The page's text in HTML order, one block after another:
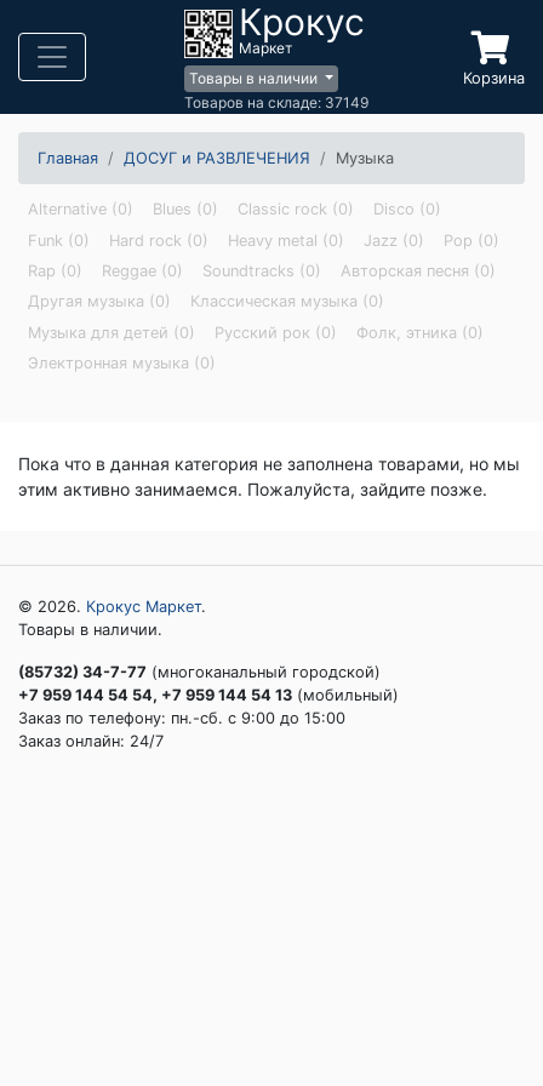
Крокус
Маркет
Товары в наличии
Товаров на складе: 37149
Корзина
Главная ДОСУГ и РАЗВЛЕЧЕНИЯ Музыка
Alternative (0) Blues (0) Classic rock (0)
Disco (0)
Funk (0)
Hard rock (0) Heavy metal (0) Jazz (0)
Pop (0)
Rap (0)
Reggae (0) Soundtracks (0)
Авторская песня (0)
Другая музыка (0)
Классическая музыка (0)
Музыка для детей (0)
Русский рок (0)
Фолк, этника (0)
Электронная музыка (0)
Пока что в данная категория не заполнена товарами, но мы
этим активно занимаемся. Пожалуйста, зайдите позже.
© 2026. Крокус Маркет.
Товары в наличии.
(85732) 34-7-77 (многоканальный городской)
+7 959 144 54 54, +7 959 144 54 13 (мобильный)
Заказ по телефону: пн.-сб. c 9:00 до 15:00
Заказ онлайн: 24/7